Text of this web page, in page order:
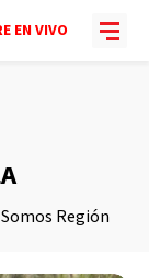
EN VIVO
Región